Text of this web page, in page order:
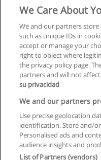
Les travaux de fin
CNF-CE Centre national
We Care About
We and our partners
such as unique IDs in
accept or manage your
right to object where
the privacy policy page.
partners and will not
su privacidad
We and our partners
Use precise geolocation
identification. Store and/
Personalised ads and
audience insights and
List of Partners (vendors)